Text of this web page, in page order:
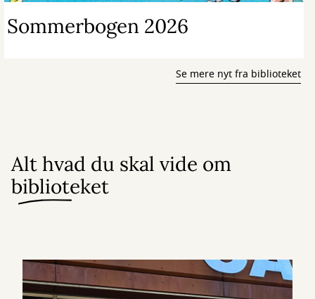
Se mere nyt fra biblioteket
Sommerbogen 2026
Alt hvad du skal vide om
biblioteket